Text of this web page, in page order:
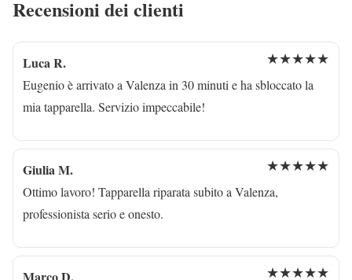
Recensioni dei clienti
Luca R. ★★★★★
Eugenio è arrivato a Valenza in 30 minuti e ha sbloccato la
mia tapparella. Servizio impeccabile!
Giulia M. ★★★★★
Ottimo lavoro! Tapparella riparata subito a Valenza,
professionista serio e onesto.
★★★★★